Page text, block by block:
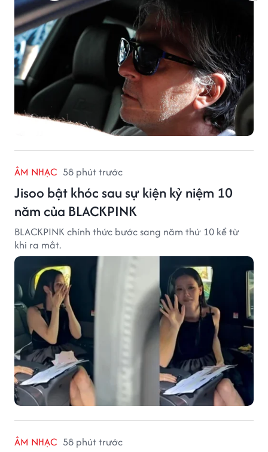
ÂM NHẠC 58 phút trước
Jisoo bật khóc sau sự kiện kỷ niệm 10
năm của BLACKPINK
BLACKPINK chính thức bước sang năm thứ 10 kể từ
khi ra mắt.
ÂM NHẠC 58 phút trước